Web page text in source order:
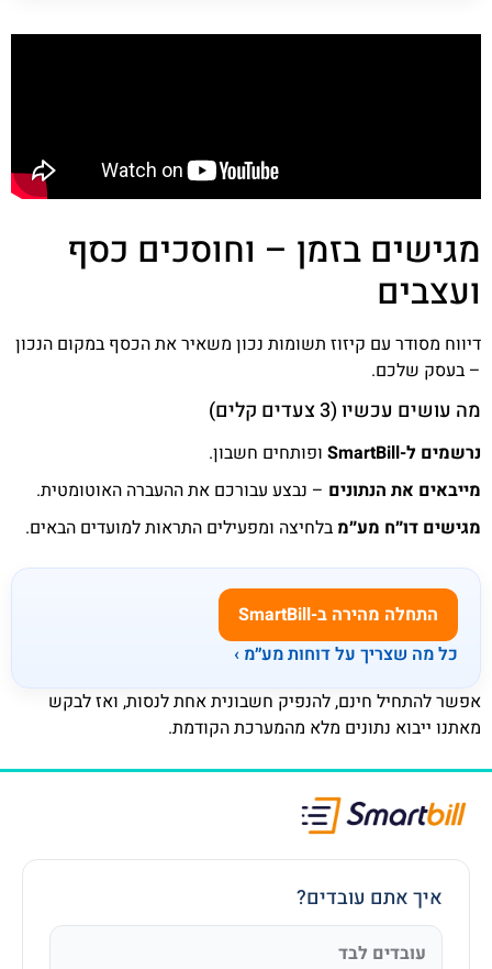
מגישים בזמן – וחוסכים כסף
ועצבים
דיווח מסודר עם קיזוז תשומות נכון משאיר את הכסף במקום הנכון
– בעסק שלכם.
מה עושים עכשיו (3 צעדים קלים)
נרשמים ל-SmartBill
ופותחים חשבון.
מייבאים את הנתונים – נבצע עבורכם את ההעברה האוטומטית.
מגישים דו״ח מע״מ בלחיצה ומפעילים התראות למועדים הבאים.
התחלה מהירה ב-SmartBill
כל מה שצריך על דוחות מע״מ ›
אפשר להתחיל חינם, להנפיק חשבונית אחת לנסות, ואז לבקש
מאתנו ייבוא נתונים מלא מהמערכת הקודמת.
איך אתם עובדים?
עובדים לבד